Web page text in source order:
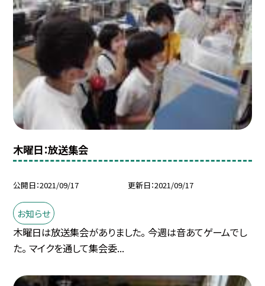
木曜日：放送集会
公開日 2021/09/17 更新日 2021/09/17
お知らせ
木曜日は放送集会がありました。 今週は音あてゲームでし
た。 マイクを通して集会委...